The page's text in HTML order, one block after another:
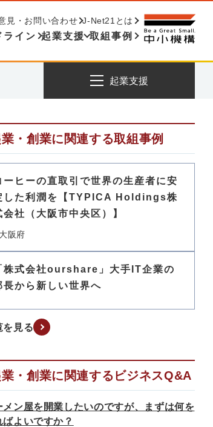
ライン 起業支援 取組事例
見・お問い合わせ J-Net21とは
起業支援
・創業に関連する取組事例
ーヒーの直取引で世界の生産者に安
した利潤を【TYPICA Holdings株
会社（大阪市中央区）】
大阪府
株式会社ourshare」大手IT企業の
長から新しい世界へ
を見る
・創業に関連するビジネスQ&A
メン屋を開業したいのですが、まずは何を
ばよいですか？